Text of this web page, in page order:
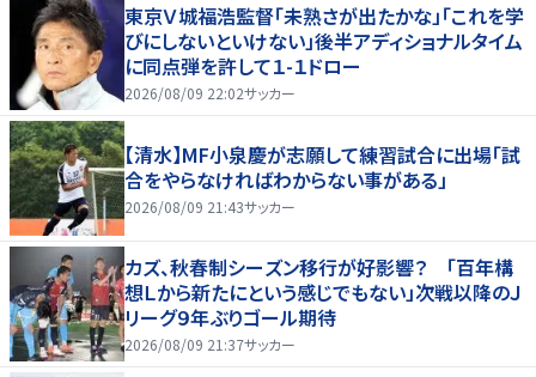
東京Ｖ城福浩監督「未熟さが出たかな」「これを学
びにしないといけない」後半アディショナルタイム
に同点弾を許して１-１ドロー
2026/08/09 22:02サッカー
【清水】MF小泉慶が志願して練習試合に出場「試
合をやらなければわからない事がある」
2026/08/09 21:43サッカー
カズ、秋春制シーズン移行が好影響？ 「百年構
想Ｌから新たにという感じでもない」次戦以降のＪ
リーグ９年ぶりゴール期待
2026/08/09 21:37サッカー